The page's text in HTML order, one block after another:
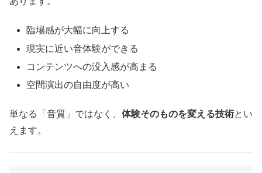
臨場感が大幅に向上する
現実に近い音体験ができる
コンテンツへの没入感が高まる
空間演出の自由度が高い
単なる「音質」ではなく、 体験そのものを変える技術とい
えます。